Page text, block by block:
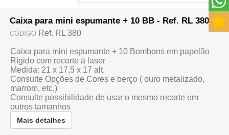
Caixa para mini espumante + 10 BB - Ref. RL 380
CÓDIGO Ref. RL 380
Caixa para mini espumante + 10 Bombons em papelão
Rígido com recorte á laser
Medida: 21 x 17,5 x 17 alt.
Consulte Opções de Cores e berço ( ouro metalizado,
marrom, etc.)
Consulte possibilidade de usar o mesmo recorte em
outros tamanhos
Mais detalhes